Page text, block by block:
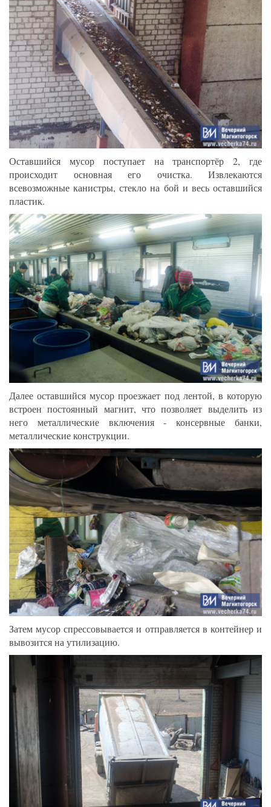
Оставшийся мусор поступает на транспортёр 2, где
происходит основная его очистка. Извлекаются
всевозможные канистры, стекло на бой и весь оставшийся
пластик.
Далее оставшийся мусор проезжает под лентой, в которую
встроен постоянный магнит, что позволяет выделить из
него металлические включения - консервные банки,
металлические конструкции.
Затем мусор спрессовывается и отправляется в контейнер и
вывозится на утилизацию.